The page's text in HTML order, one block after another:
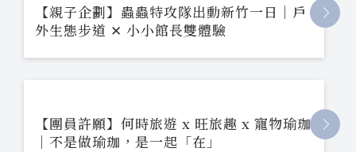
【親子企劃】蟲蟲特攻隊出動新竹一日｜戶
外生態步道 ✕ 小小館長雙體驗
【團員許願】何時旅遊 x 旺旅趣 x 寵物瑜珈
｜不是做瑜珈，是一起「在」